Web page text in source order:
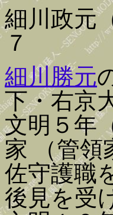
細川政元
７
細川勝元
下・右京
文明５年
家 （管領
佐守護職
後見を受